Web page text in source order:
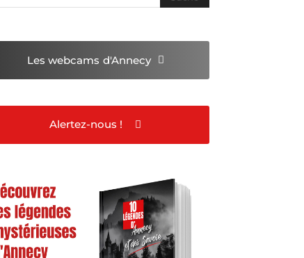
Les webcams d'Annecy
Alertez-nous !